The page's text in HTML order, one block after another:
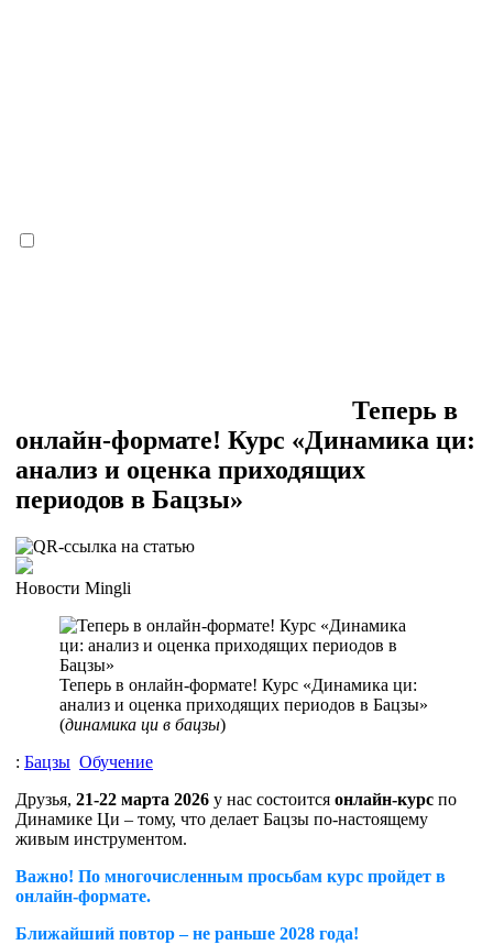
Теперь в
онлайн-формате! Курс «Динамика ци:
анализ и оценка приходящих
периодов в Бацзы»
Новости Mingli
Теперь в онлайн-формате! Курс «Динамика ци:
анализ и оценка приходящих периодов в Бацзы»
(динамика ци в бацзы)
: Бацзы Обучение
Друзья, 21-22 марта 2026 у нас состоится онлайн-курс по
Динамике Ци – тому, что делает Бацзы по-настоящему
живым инструментом.
Важно! По многочисленным просьбам курс пройдет в
онлайн-формате.
Ближайший повтор – не раньше 2028 года!